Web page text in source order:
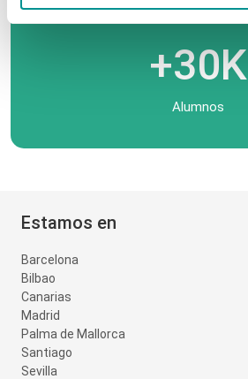
+30K
Alumnos
Estamos en
Barcelona
Bilbao
Canarias
Madrid
Palma de Mallorca
Santiago
Sevilla